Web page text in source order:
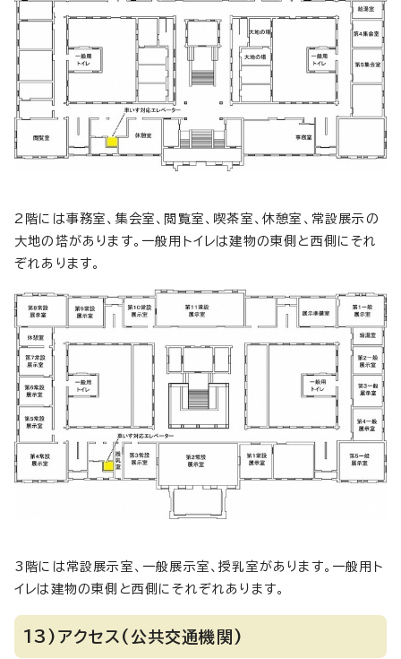
2階には事務室、集会室、閲覧室、喫茶室、休憩室、常設展示の
大地の塔があります。一般用トイレは建物の東側と西側にそれ
ぞれあります。
3階には常設展示室、一般展示室、授乳室があります。一般用ト
イレは建物の東側と西側にそれぞれあります。
13)アクセス(公共交通機関)